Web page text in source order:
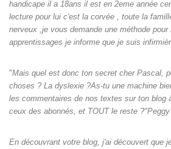
handicape il a 18ans il est en 2eme année
lecture pour lui c'est la corvée , toute la
nerveux ,je vous demande une méthode pour
apprentissages je informe que je suis
"Mais quel est donc ton secret cher Pascal,
choses ? La dyslexie ?As-tu une machine
les commentaires de nos textes sur ton blog
ceux des abonnés, et TOUT le reste
En découvrant votre blog, j'ai découvert que